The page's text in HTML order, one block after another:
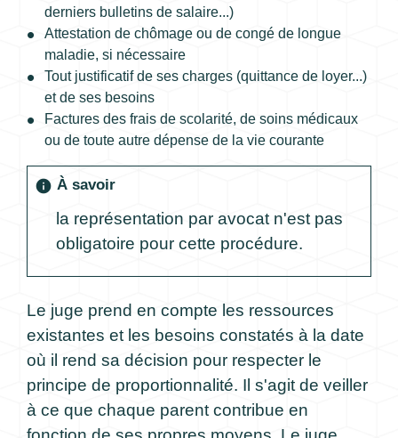
derniers bulletins de salaire...)
Attestation de chômage ou de congé de longue
maladie, si nécessaire
Tout justificatif de ses charges (quittance de loyer...)
et de ses besoins
Factures des frais de scolarité, de soins médicaux
ou de toute autre dépense de la vie courante
info À savoir
la représentation par avocat n'est pas
obligatoire pour cette procédure.
Le juge prend en compte les ressources
existantes et les besoins constatés à la date
où il rend sa décision pour respecter le
principe de proportionnalité. Il s'agit de veiller
à ce que chaque parent contribue en